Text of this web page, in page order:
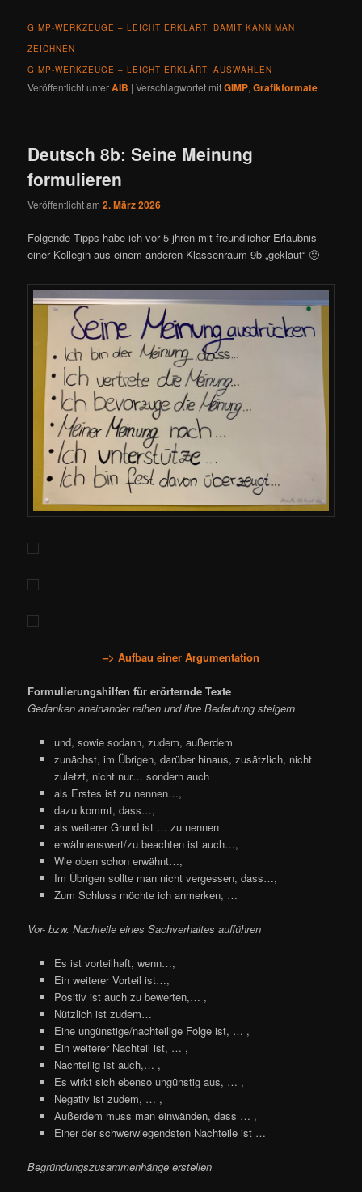
GIMP-WERKZEUGE – LEICHT ERKLÄRT: DAMIT KANN MAN
ZEICHNEN
GIMP-WERKZEUGE – LEICHT ERKLÄRT: AUSWAHLEN
Veröffentlicht unterAIB |Verschlagwortet mitGIMP,Grafikformate
Deutsch 8b: Seine Meinung
formulieren
Veröffentlicht am2. März 2026
Folgende Tipps habe ich vor 5 jhren mit freundlicher Erlaubnis
einer Kollegin aus einem anderen Klassenraum 9b „geklaut“ 🙂
–> Aufbau einer Argumentation
Formulierungshilfen für erörternde Texte
Gedanken aneinander reihen und ihre Bedeutung steigern
und, sowie sodann, zudem, außerdem
zunächst, im Übrigen, darüber hinaus, zusätzlich, nicht
zuletzt, nicht nur… sondern auch
als Erstes ist zu nennen…,
dazu kommt, dass…,
als weiterer Grund ist … zu nennen
erwähnenswert/zu beachten ist auch…,
Wie oben schon erwähnt…,
Im Übrigen sollte man nicht vergessen, dass…,
Zum Schluss möchte ich anmerken, …
Vor- bzw. Nachteile eines Sachverhaltes aufführen
Es ist vorteilhaft, wenn…,
Ein weiterer Vorteil ist…,
Positiv ist auch zu bewerten,… ,
Nützlich ist zudem…
Eine ungünstige/nachteilige Folge ist, … ,
Ein weiterer Nachteil ist, … ,
Nachteilig ist auch,… ,
Es wirkt sich ebenso ungünstig aus, … ,
Negativ ist zudem, … ,
Außerdem muss man einwänden, dass … ,
Einer der schwerwiegendsten Nachteile ist …
Begründungszusammenhänge erstellen